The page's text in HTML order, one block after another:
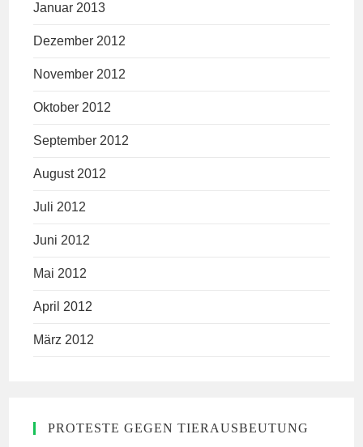
Januar 2013
Dezember 2012
November 2012
Oktober 2012
September 2012
August 2012
Juli 2012
Juni 2012
Mai 2012
April 2012
März 2012
PROTESTE GEGEN TIERAUSBEUTUNG